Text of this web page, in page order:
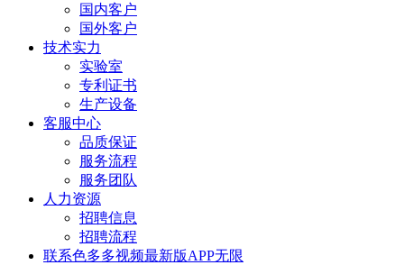
国内客户
国外客户
技术实力
实验室
专利证书
生产设备
客服中心
品质保证
服务流程
服务团队
人力资源
招聘信息
招聘流程
联系色多多视频最新版APP无限